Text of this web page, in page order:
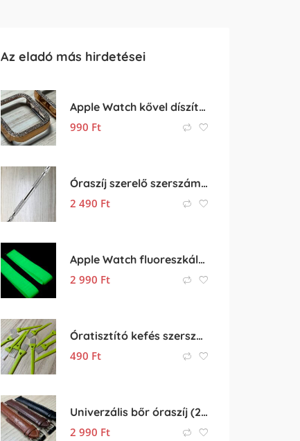
Az eladó más hirdetései
Apple Watch kővel díszített műanyag védőtok
990 Ft
Óraszíj szerelő szerszám cserélhető fejekkel
2 490 Ft
Apple Watch fluoreszkálós (világítós) óraszíj
2 990 Ft
Óratisztító kefés szerszám
490 Ft
Univerzális bőr óraszíj (20mm és 22mm)
2 990 Ft